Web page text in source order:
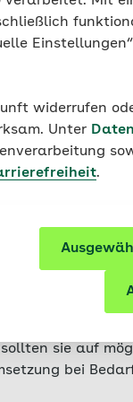
widerrufen
Unter
.
gegen
wird Ingwer eine
jedoch
gibt es
Eigenschaften
sie auf
bei